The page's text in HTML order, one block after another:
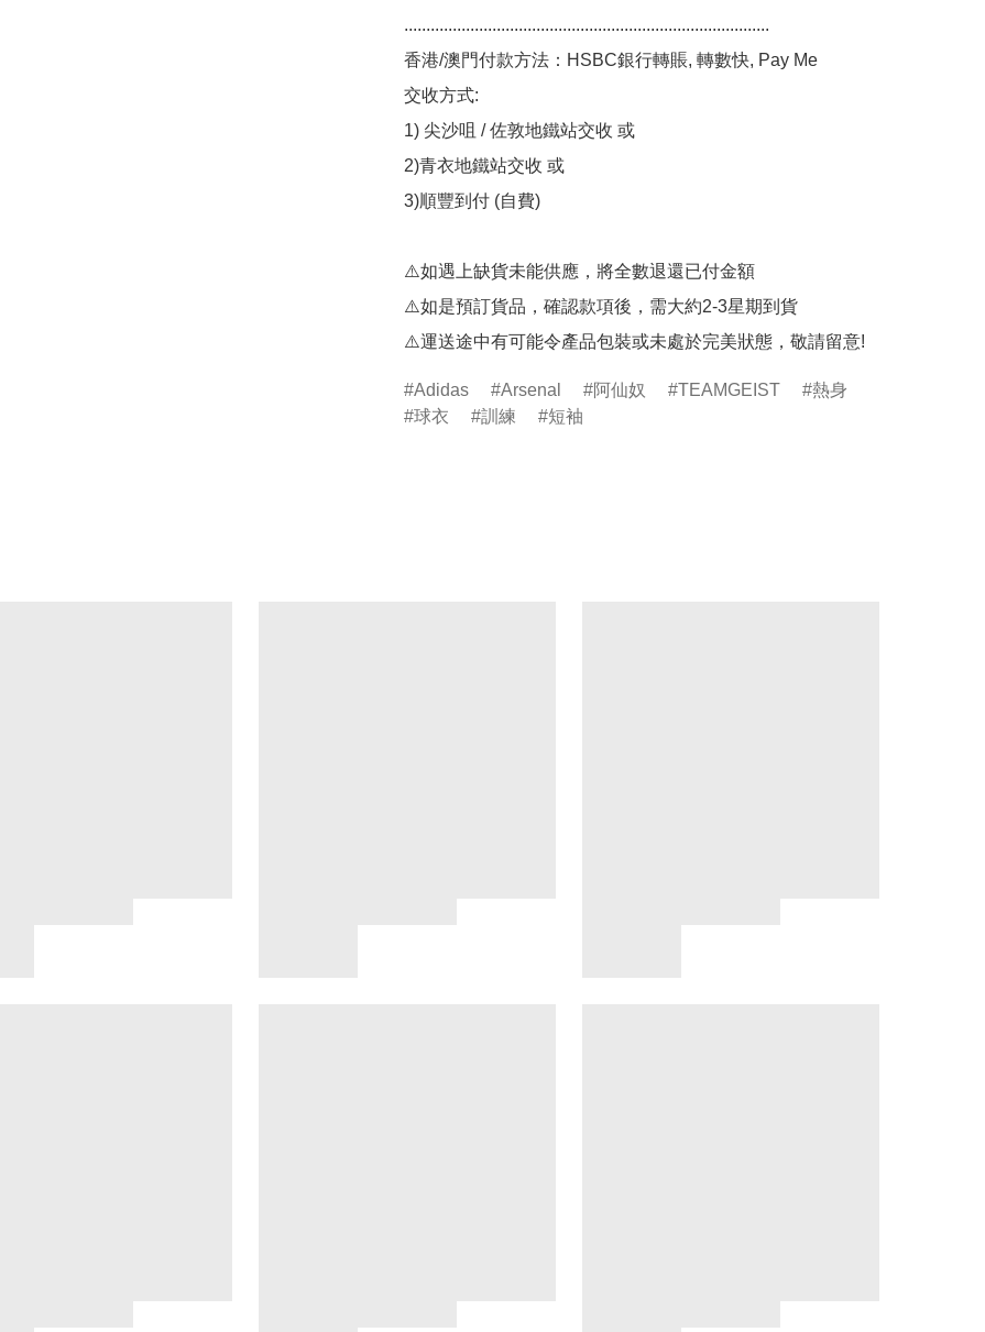
...................................................................................
香港/澳門付款方法：HSBC銀行轉賬, 轉數快, Pay Me
交收方式:
1) 尖沙咀 / 佐敦地鐵站交收 或
2)青衣地鐵站交收 或
3)順豐到付 (自費)
⚠️如遇上缺貨未能供應，將全數退還已付金額
⚠️如是預訂貨品，確認款項後，需大約2-3星期到貨
⚠️運送途中有可能令產品包裝或未處於完美狀態，敬請留意!
Adidas Arsenal 阿仙奴 TEAMGEIST
熱身
球衣
訓練 短袖